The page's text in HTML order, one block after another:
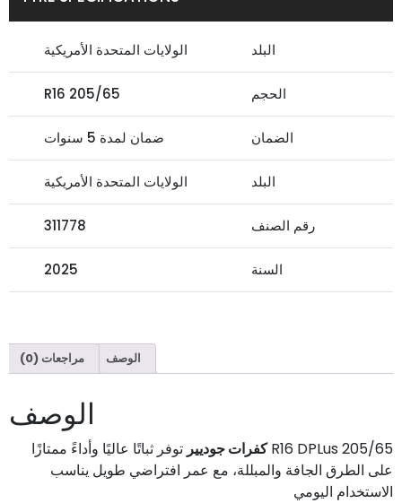
البلد الولايات المتحدة الأمريكية
الحجم 205/65 R16
الضمان ضمان لمدة 5 سنوات
البلد الولايات المتحدة الأمريكية
رقم الصنف 311778
السنة 2025
الوصف مراجعات (0)
الوصف
205/65 R16 DPLus كفرات جوديير توفر ثباتًا عاليًا وأداءً ممتازًا
على الطرق الجافة والمبللة، مع عمر افتراضي طويل يناسب
الاستخدام اليومي